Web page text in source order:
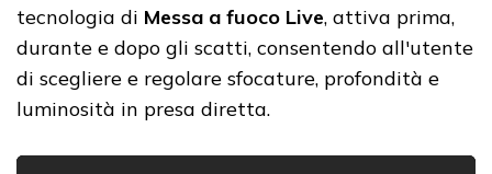
tecnologia di Messa a fuoco Live, attiva prima,
durante e dopo gli scatti, consentendo all'utente
di scegliere e regolare sfocature, profondità e
luminosità in presa diretta.